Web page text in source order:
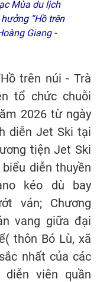
Mùa du lịch
“Hồ trên
Giang -
trên núi - Trà
tổ chức chuỗi
2026 từ ngày
diễn Jet Ski tại
tiện Jet Ski
diễn thuyền
kéo dù bay
ván; Chương
vang giữa đại
thôn Bó Lù, xã
nhất của các
viên quần